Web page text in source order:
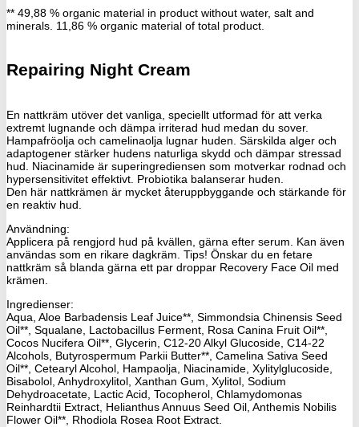
** 49,88 % organic material in product without water, salt and
minerals. 11,86 % organic material of total product.
Repairing Night Cream
En nattkräm utöver det vanliga, speciellt utformad för att verka
extremt lugnande och dämpa irriterad hud medan du sover.
Hampafröolja och camelinaolja lugnar huden. Särskilda alger och
adaptogener stärker hudens naturliga skydd och dämpar stressad
hud. Niacinamide är superingrediensen som motverkar rodnad och
hypersensitivitet effektivt. Probiotika balanserar huden.
Den här nattkrämen är mycket återuppbyggande och stärkande för
en reaktiv hud.
Användning:
Applicera på rengjord hud på kvällen, gärna efter serum. Kan även
användas som en rikare dagkräm. Tips! Önskar du en fetare
nattkräm så blanda gärna ett par droppar Recovery Face Oil med
krämen.
Ingredienser:
Aqua, Aloe Barbadensis Leaf Juice**, Simmondsia Chinensis Seed
Oil**, Squalane, Lactobacillus Ferment, Rosa Canina Fruit Oil**,
Cocos Nucifera Oil**, Glycerin, C12-20 Alkyl Glucoside, C14-22
Alcohols, Butyrospermum Parkii Butter**, Camelina Sativa Seed
Oil**, Cetearyl Alcohol, Hampaolja, Niacinamide, Xylitylglucoside,
Bisabolol, Anhydroxylitol, Xanthan Gum, Xylitol, Sodium
Dehydroacetate, Lactic Acid, Tocopherol, Chlamydomonas
Reinhardtii Extract, Helianthus Annuus Seed Oil, Anthemis Nobilis
Flower Oil**, Rhodiola Rosea Root Extract.